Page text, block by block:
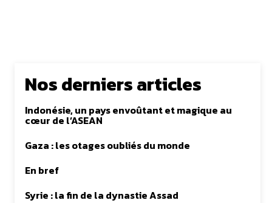
Nos derniers articles
Indonésie, un pays envoûtant et magique au
cœur de l’ASEAN
Gaza : les otages oubliés du monde
En bref
Syrie : la fin de la dynastie Assad